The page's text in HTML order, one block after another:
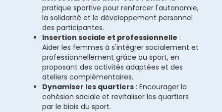
pratique sportive pour renforcer l'autonomie,
la solidarité et le développement personnel
des participantes.
Insertion sociale et professionnelle :
Aider les femmes à s'intégrer socialement et
professionnellement grâce au sport, en
proposant des activités adaptées et des
ateliers complémentaires.
Dynamiser les quartiers: Encourager la
cohésion sociale et revitaliser les quartiers
par le biais du sport.